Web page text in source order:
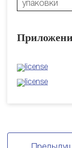
упаковки